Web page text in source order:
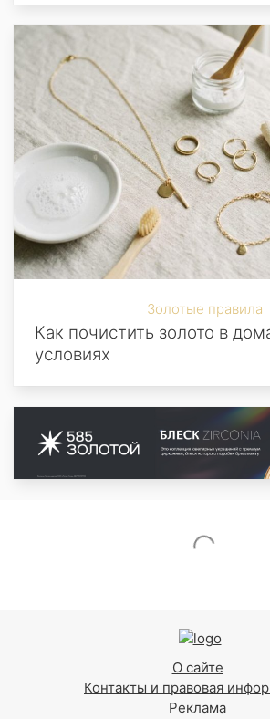
Золотые правила
Как почистить золото в
условиях
О сайте
Контакты и правовая
Реклама